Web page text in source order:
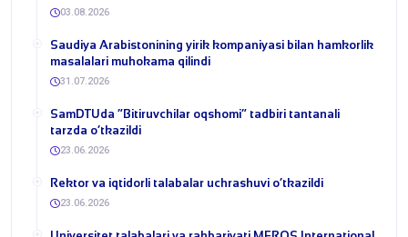
03.08.2026
​Saudiya Arabistonining yirik kompaniyasi bilan hamkorlik
masalalari muhokama qilindi
31.07.2026
​SamDTUda “Bitiruvchilar oqshomi” tadbiri tantanali
tarzda o‘tkazildi
23.06.2026
​Rektor va iqtidorli talabalar uchrashuvi o‘tkazildi
23.06.2026